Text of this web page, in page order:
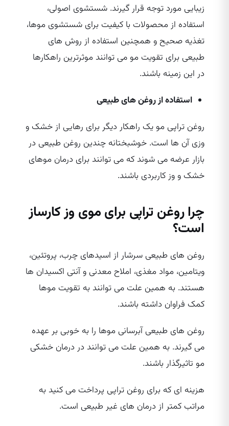
زیبایی مورد توجه قرار گیرند. شستشوی اصولی،
استفاده از محصولات با کیفیت برای شستشوی موها،
تغذیه صحیح و همچنین استفاده از روش‌ های
طبیعی برای تقویت مو می‌ توانند موثرترین راهکارها
در این زمینه باشند.
استفاده از روغن‌ های طبیعی
روغن تراپی مو یک راهکار دیگر برای رهایی از خشک و
وزی آن ها است. خوشبختانه چندین روغن طبیعی در
بازار عرضه می‌ شوند که می‌ توانند برای درمان موهای
خشک و وز کاربردی باشند.
چرا روغن تراپی برای موی وز کارساز
است؟
روغن‌ های طبیعی سرشار از اسیدهای چرب، پروتئین،
ویتامین، مواد مغذی، املاح معدنی و آنتی اکسیدان‌ ها
هستند. به همین علت می‌ توانند به تقویت موها
کمک فراوان داشته باشند.
روغن‌ های طبیعی آبرسانی موها را به خوبی بر عهده
می‌ گیرند. به همین علت می‌ توانند در درمان خشکی
مو تاثیرگذار باشند.
هزینه‌ ای که برای روغن تراپی پرداخت می‌ کنید به
مراتب کمتر از درمان‌ های غیر طبیعی است.